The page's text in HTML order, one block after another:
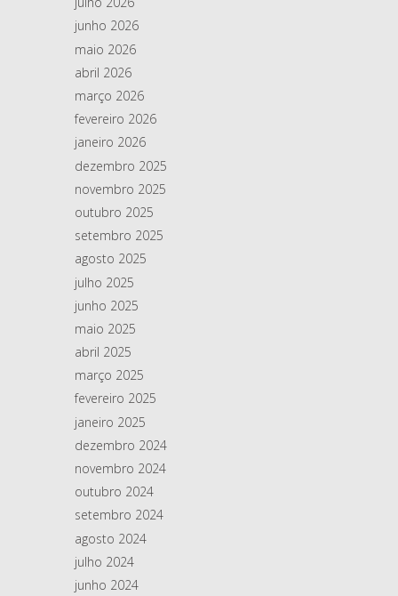
junho 2026
maio 2026
abril 2026
março 2026
fevereiro 2026
janeiro 2026
dezembro 2025
novembro 2025
outubro 2025
setembro 2025
agosto 2025
julho 2025
junho 2025
maio 2025
abril 2025
março 2025
fevereiro 2025
janeiro 2025
dezembro 2024
novembro 2024
outubro 2024
setembro 2024
agosto 2024
julho 2024
junho 2024